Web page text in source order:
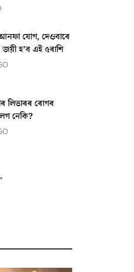
যোগ, দেওবাৰে
হ’ব এই ৫ৰাশি
লিভাৰৰ ৰোগৰ
নেকি?